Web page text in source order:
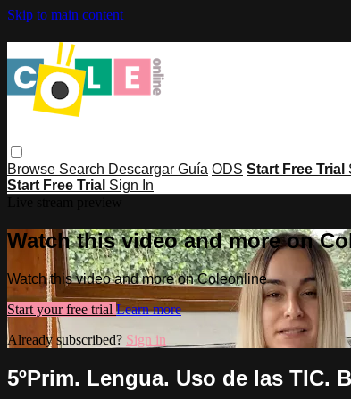
Skip to main content
Browse Search Descargar Guía ODS Start Free Trial
Start Free Trial Sign In
Watch this video and more on
Watch this video and more on Coleonline
Start your free trial Learn more
Already subscribed? Sign in
5ºPrim. Lengua. Uso de las TIC.